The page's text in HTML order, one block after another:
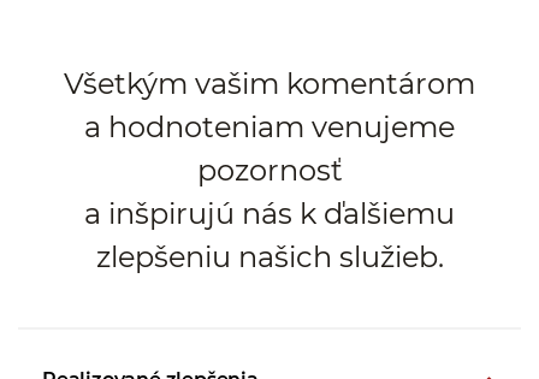
Všetkým vašim komentárom
a hodnoteniam venujeme
pozornosť
a inšpirujú nás k ďalšiemu
zlepšeniu našich služieb.